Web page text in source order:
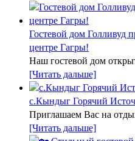
Гостевой дом Голливуд
центре Гагры!
Наш гостевой дом
[Читать дальше]
с.Кындыг Горячий
Приглашаем Вас на
[Читать дальше]